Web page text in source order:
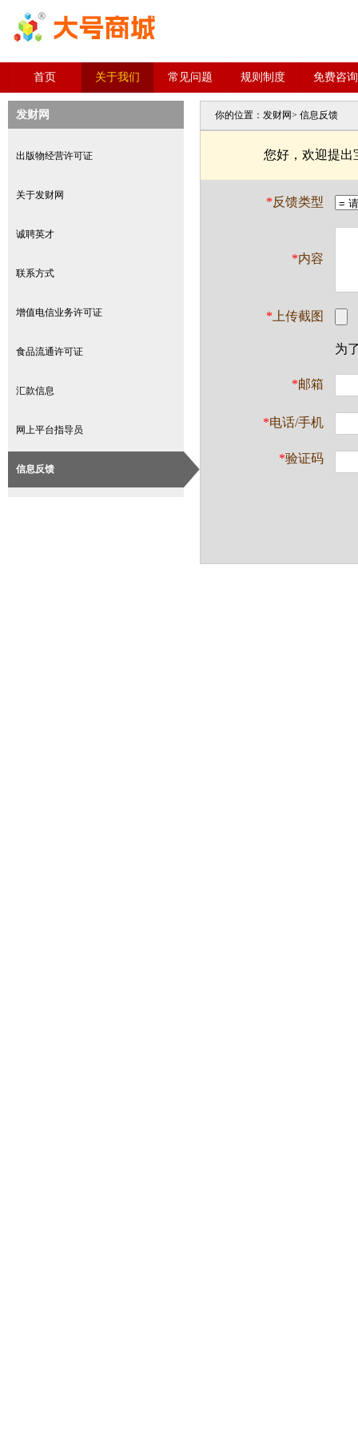
首页 关于我们 常见问题 规则制度 免费咨询
发财网
出版物经营许可证
关于发财网
诚聘英才
联系方式
增值电信业务许可证
食品流通许可证
汇款信息
网上平台指导员
信息反馈
你的位置： 发财网> 信息反馈
您好，欢迎提出
*反馈类型
*内容
* 上传截图
为
*邮箱
*电话/手机
*验证码